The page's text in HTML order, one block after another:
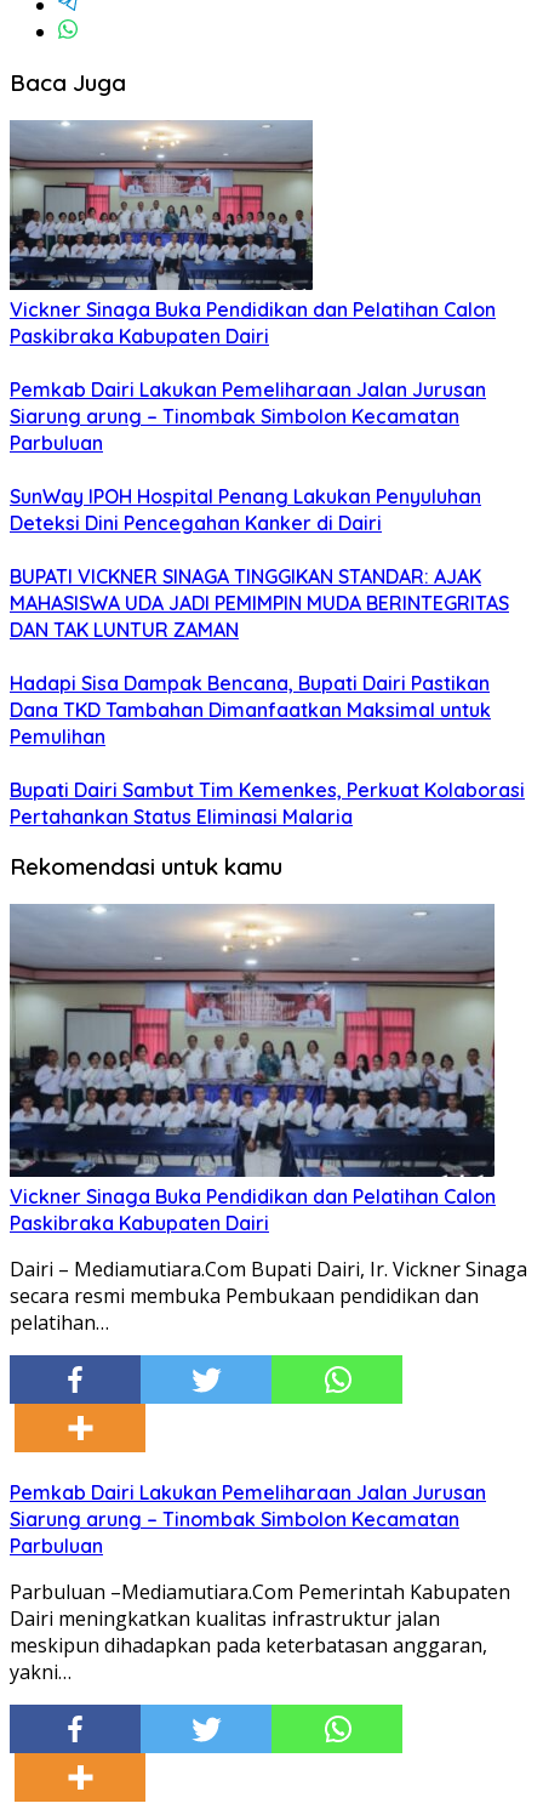
Baca Juga
Vickner Sinaga Buka Pendidikan dan Pelatihan Calon
Paskibraka Kabupaten Dairi
Pemkab Dairi Lakukan Pemeliharaan Jalan Jurusan
Siarung arung – Tinombak Simbolon Kecamatan
Parbuluan
SunWay IPOH Hospital Penang Lakukan Penyuluhan
Deteksi Dini Pencegahan Kanker di Dairi
BUPATI VICKNER SINAGA TINGGIKAN STANDAR: AJAK
MAHASISWA UDA JADI PEMIMPIN MUDA BERINTEGRITAS
DAN TAK LUNTUR ZAMAN
Hadapi Sisa Dampak Bencana, Bupati Dairi Pastikan
Dana TKD Tambahan Dimanfaatkan Maksimal untuk
Pemulihan
Bupati Dairi Sambut Tim Kemenkes, Perkuat Kolaborasi
Pertahankan Status Eliminasi Malaria
Rekomendasi untuk kamu
Vickner Sinaga Buka Pendidikan dan Pelatihan Calon
Paskibraka Kabupaten Dairi
Dairi – Mediamutiara.Com Bupati Dairi, Ir. Vickner Sinaga
secara resmi membuka Pembukaan pendidikan dan
pelatihan…
Pemkab Dairi Lakukan Pemeliharaan Jalan Jurusan
Siarung arung – Tinombak Simbolon Kecamatan
Parbuluan
Parbuluan –Mediamutiara.Com Pemerintah Kabupaten
Dairi meningkatkan kualitas infrastruktur jalan
meskipun dihadapkan pada keterbatasan anggaran,
yakni…